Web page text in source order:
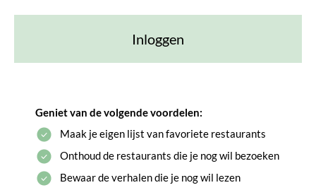
Inloggen
Geniet van de volgende voordelen:
Maak je eigen lijst van favoriete restaurants
Onthoud de restaurants die je nog wil bezoeken
Bewaar de verhalen die je nog wil lezen